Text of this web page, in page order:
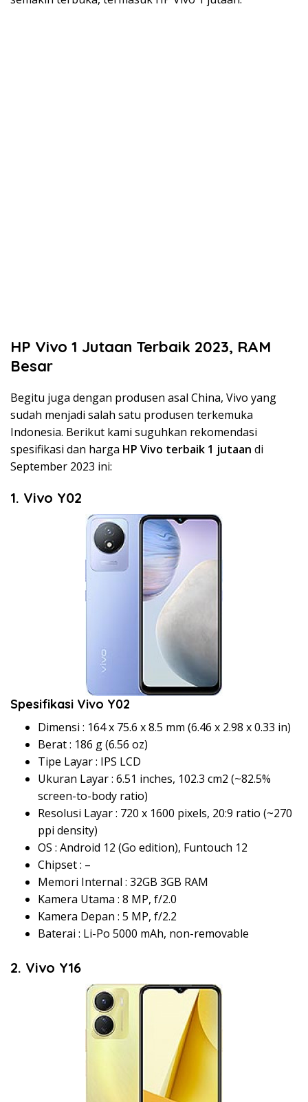
HP Vivo 1 Jutaan Terbaik 2023, RAM
Besar
Begitu juga dengan produsen asal China, Vivo yang
sudah menjadi salah satu produsen terkemuka
Indonesia. Berikut kami suguhkan rekomendasi
spesifikasi dan harga HP Vivo terbaik 1 jutaan di
September 2023 ini:
1. Vivo Y02
Spesifikasi Vivo Y02
Dimensi : 164 x 75.6 x 8.5 mm (6.46 x 2.98 x 0.33 in)
Berat : 186 g (6.56 oz)
Tipe Layar : IPS LCD
Ukuran Layar : 6.51 inches, 102.3 cm2 (~82.5%
screen-to-body ratio)
Resolusi Layar : 720 x 1600 pixels, 20:9 ratio (~270
ppi density)
OS : Android 12 (Go edition), Funtouch 12
Chipset : –
Memori Internal : 32GB 3GB RAM
Kamera Utama : 8 MP, f/2.0
Kamera Depan : 5 MP, f/2.2
Baterai : Li-Po 5000 mAh, non-removable
2. Vivo Y16